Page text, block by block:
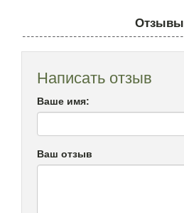
Отзывы
Написать отзыв
Ваше имя:
Ваш отзыв